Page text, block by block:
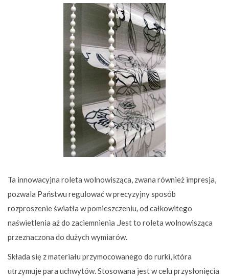
Ta innowacyjna roleta wolnowisząca, zwana również impresja,
pozwala Państwu regulować w precyzyjny sposób
rozproszenie światła w pomieszczeniu, od całkowitego
naświetlenia aż do zaciemnienia .Jest to roleta wolnowisząca
przeznaczona do dużych wymiarów.
Składa się z materiału przymocowanego do rurki, która
utrzymuje para uchwytów. Stosowana jest w celu przysłonięcia